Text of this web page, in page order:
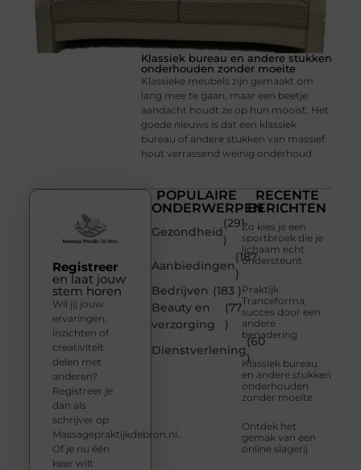
Klassiek bureau en andere stukken
onderhouden zonder moeite
Klassieke meubels zijn gemaakt om
lang mee te gaan, maar een beetje
aandacht houdt ze op hun mooist. Het
goede nieuws is dat een klassiek
bureau of andere stukken van massief
hout verrassend weinig onderhoud
POPULAIRE
ONDERWERPEN
Gezondheid
(291
)
Aanbiedingen
(187
)
Bedrijven (183 )
Beauty en
verzorging
(77
)
Dienstverlening
(60
)
RECENTE
BERICHTEN
Zo kies je een
sportbroek die je
lichaam echt
ondersteunt
Praktijk
Tranceforma,
succes door een
andere
benadering
Klassiek bureau
en andere stukken
onderhouden
zonder moeite
Ontdek het
gemak van een
online slagerij
Registreer
en laat jouw
stem horen
Wil jij jouw
ervaringen,
inzichten of
creativiteit
delen met
anderen?
Registreer je
dan als
schrijver op
Massagepraktijkdebron.nl.
Of je nu één
keer wilt